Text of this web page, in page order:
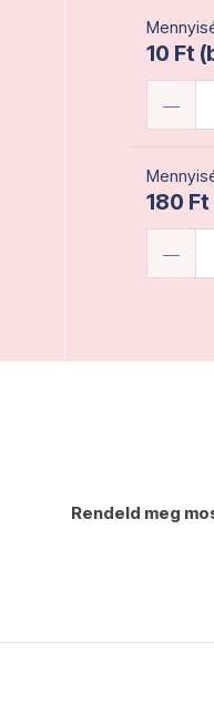
10 Ft
180
Rendeld meg